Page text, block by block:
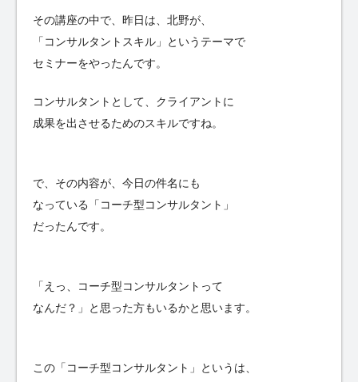
その講座の中で、昨日は、北野が、
「コンサルタントスキル」というテーマで
セミナーをやったんです。
コンサルタントとして、クライアントに
成果を出させるためのスキルですね。
で、その内容が、今日の件名にも
なっている「コーチ型コンサルタント」
だったんです。
「えっ、コーチ型コンサルタントって
なんだ？」と思った方もいるかと思います。
この「コーチ型コンサルタント」というは、